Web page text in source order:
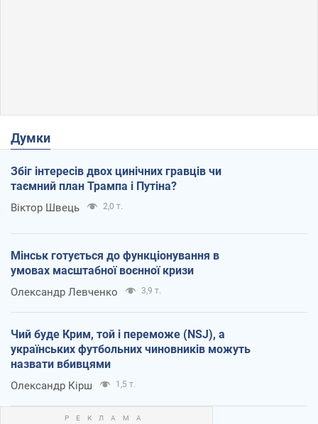
Думки
Збіг інтересів двох цинічних гравців чи
таємний план Трампа і Путіна?
Віктор Швець 2,0 т.
Мінськ готується до функціонування в
умовах масштабної воєнної кризи
Олександр Левченко 3,9 т.
Чий буде Крим, той і переможе (NSJ), а
українських футбольних чиновників можуть
назвати вбивцями
Олександр Кірш 1,5 т.